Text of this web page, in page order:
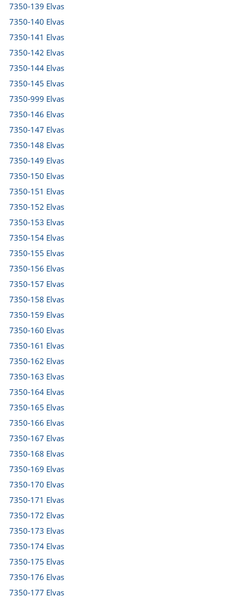
7350-139 Elvas
7350-140 Elvas
7350-141 Elvas
7350-142 Elvas
7350-144 Elvas
7350-145 Elvas
7350-999 Elvas
7350-146 Elvas
7350-147 Elvas
7350-148 Elvas
7350-149 Elvas
7350-150 Elvas
7350-151 Elvas
7350-152 Elvas
7350-153 Elvas
7350-154 Elvas
7350-155 Elvas
7350-156 Elvas
7350-157 Elvas
7350-158 Elvas
7350-159 Elvas
7350-160 Elvas
7350-161 Elvas
7350-162 Elvas
7350-163 Elvas
7350-164 Elvas
7350-165 Elvas
7350-166 Elvas
7350-167 Elvas
7350-168 Elvas
7350-169 Elvas
7350-170 Elvas
7350-171 Elvas
7350-172 Elvas
7350-173 Elvas
7350-174 Elvas
7350-175 Elvas
7350-176 Elvas
7350-177 Elvas